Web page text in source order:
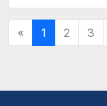
« 1 2 3